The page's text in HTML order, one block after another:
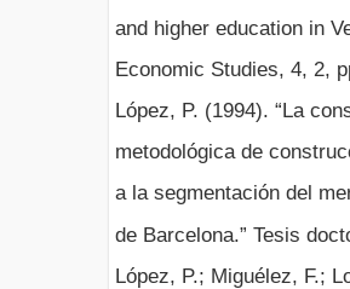
and higher education in
Economic Studies, 4, 2,
López, P. (1994). “La
metodológica de
a la segmentación del
de Barcelona.” Tesis
López, P.; Miguélez, F.;